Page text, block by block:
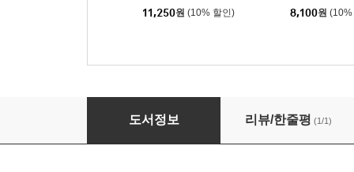
11,250원 (10% 할인) 8,100원 (10%
폭포의 여왕
도서정보 리뷰/한줄평 (1/1)